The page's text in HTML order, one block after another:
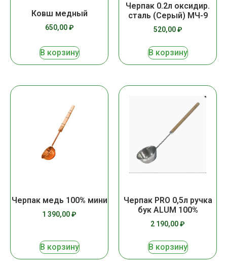
Ковш медный
650,00₽
В корзину
Черпак 0.2л оксидир.
сталь (Серый) МЧ-9
520,00₽
В корзину
Черпак медь 100% мини
1 390,00₽
В корзину
Черпак PRO 0,5л ручка
бук ALUM 100%
2 190,00₽
В корзину